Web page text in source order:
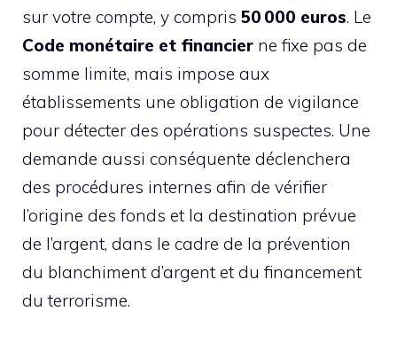
sur votre compte, y compris 50 000 euros. Le
Code monétaire et financier ne fixe pas de
somme limite, mais impose aux
établissements une obligation de vigilance
pour détecter des opérations suspectes. Une
demande aussi conséquente déclenchera
des procédures internes afin de vérifier
l’origine des fonds et la destination prévue
de l’argent, dans le cadre de la prévention
du blanchiment d’argent et du financement
du terrorisme.